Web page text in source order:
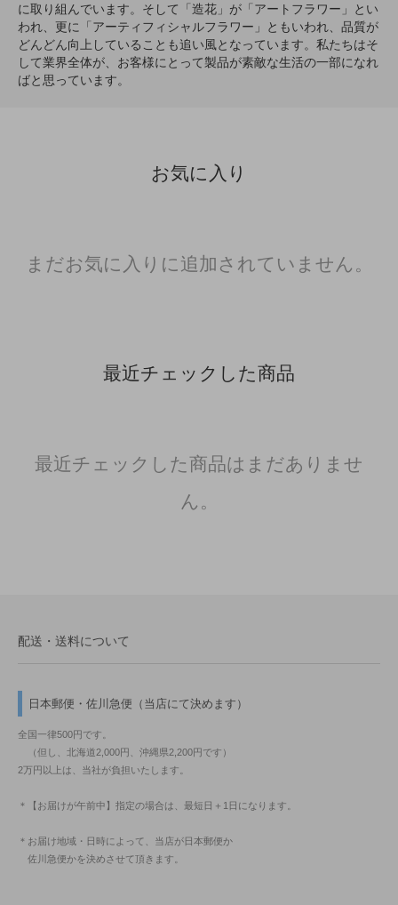
に取り組んでいます。そして「造花」が「アートフラワー」とい
われ、更に「アーティフィシャルフラワー」ともいわれ、品質が
どんどん向上していることも追い風となっています。私たちはそ
して業界全体が、お客様にとって製品が素敵な生活の一部になれ
ばと思っています。
お気に入り
まだお気に入りに追加されていません。
最近チェックした商品
最近チェックした商品はまだありませ
ん。
配送・送料について
日本郵便・佐川急便（当店にて決めます）
全国一律500円です。
（但し、北海道2,000円、沖縄県2,200円です）
2万円以上は、当社が負担いたします。
＊【お届けが午前中】指定の場合は、最短日＋1日になります。
＊お届け地域・日時によって、当店が日本郵便か
佐川急便かを決めさせて頂きます。